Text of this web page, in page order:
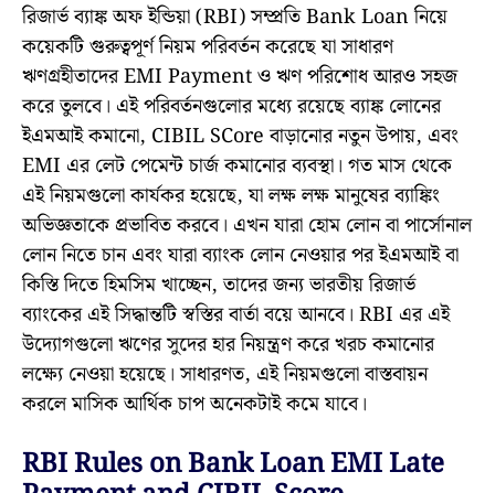
রিজার্ভ ব্যাঙ্ক অফ ইন্ডিয়া (RBI) সম্প্রতি Bank Loan নিয়ে
কয়েকটি গুরুত্বপূর্ণ নিয়ম পরিবর্তন করেছে যা সাধারণ
ঋণগ্রহীতাদের EMI Payment ও ঋণ পরিশোধ আরও সহজ
করে তুলবে। এই পরিবর্তনগুলোর মধ্যে রয়েছে ব্যাঙ্ক লোনের
ইএমআই কমানো, CIBIL SCore বাড়ানোর নতুন উপায়, এবং
EMI এর লেট পেমেন্ট চার্জ কমানোর ব্যবস্থা। গত মাস থেকে
এই নিয়মগুলো কার্যকর হয়েছে, যা লক্ষ লক্ষ মানুষের ব্যাঙ্কিং
অভিজ্ঞতাকে প্রভাবিত করবে। এখন যারা হোম লোন বা পার্সোনাল
লোন নিতে চান এবং যারা ব্যাংক লোন নেওয়ার পর ইএমআই বা
কিস্তি দিতে হিমসিম খাচ্ছেন, তাদের জন্য ভারতীয় রিজার্ভ
ব্যাংকের এই সিদ্ধান্তটি স্বস্তির বার্তা বয়ে আনবে। RBI এর এই
উদ্যোগগুলো ঋণের সুদের হার নিয়ন্ত্রণ করে খরচ কমানোর
লক্ষ্যে নেওয়া হয়েছে। সাধারণত, এই নিয়মগুলো বাস্তবায়ন
করলে মাসিক আর্থিক চাপ অনেকটাই কমে যাবে।
RBI Rules on Bank Loan EMI Late